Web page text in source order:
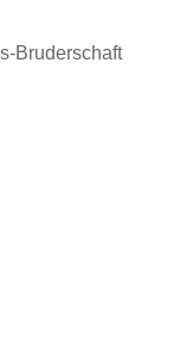
Bruderschaft